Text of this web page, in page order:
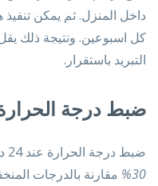
داخل المنزل. ثم يمكن
كل اسبوعين. ونتيجة ذلك
التبريد باستقرار.
ضبط درجة
ضبط درجة الحرارة عند 24 درجة يوفر استهلاك الكهرباء بنسبة
30%
مقارنة بالدرجات